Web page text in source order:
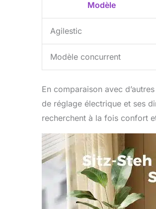
Modèle
Agilestic
Modèle concurrent
En comparaison avec
de réglage électrique et ses
recherchent à la fois confort